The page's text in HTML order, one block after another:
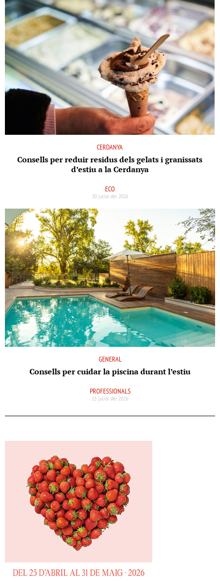
CERDANYA
Consells per reduir residus dels gelats i granissats
d’estiu a la Cerdanya
ECO
30 juliol del 2026
GENERAL
Consells per cuidar la piscina durant l’estiu
PROFESSIONALS
15 juliol del 2026